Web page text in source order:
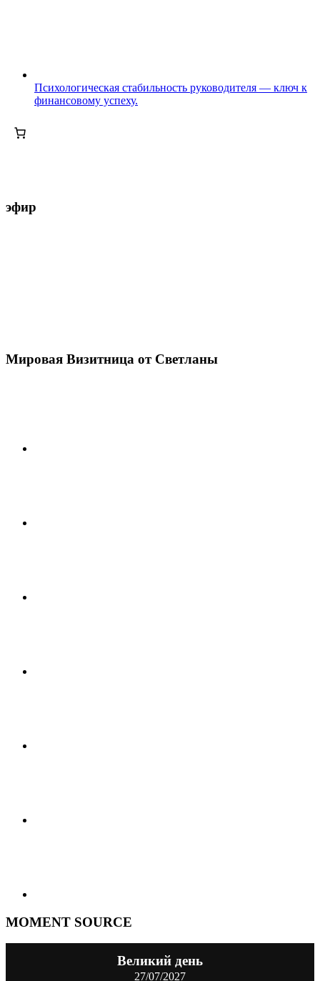
Психологическая стабильность руководителя — ключ к
финансовому успеху.
эфир
Мировая Визитница от Светланы
MOMENT SOURCE
Великий день
27/07/2027